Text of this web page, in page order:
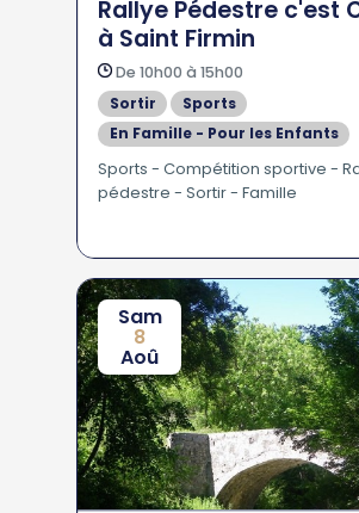
Rallye Pédestre c'est
à Saint Firmin
De 10h00 à 15h00
Sortir
Sports
En Famille - Pour les Enfants
Sports - Compétition sportive -
pédestre - Sortir - Famille
Sam
8
Aoû